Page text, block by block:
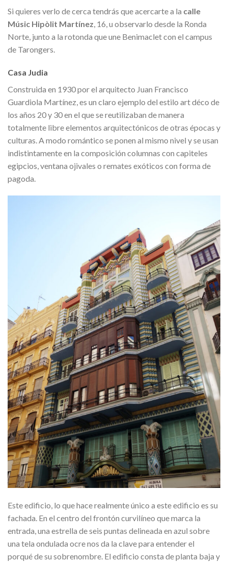
Si quieres verlo de cerca tendrás que acercarte a la calle
Músic Hipòlit Martínez , 16, u observarlo desde la Ronda
Norte, junto a la rotonda que une Benimaclet con el campus
de Tarongers.
Casa Judia
Construida en 1930 por el arquitecto Juan Francisco
Guardiola Martínez, es un claro ejemplo del estilo art déco de
los años 20 y 30 en el que se reutilizaban de manera
totalmente libre elementos arquitectónicos de otras épocas y
culturas. A modo romántico se ponen al mismo nivel y se usan
indistintamente en la composición columnas con capiteles
egipcios, ventana ojivales o remates exóticos con forma de
pagoda.
Este edificio, lo que hace realmente único a este edificio es su
fachada. En el centro del frontón curvilíneo que marca la
entrada, una estrella de seis puntas delineada en azul sobre
una tela ondulada ocre nos da la clave para entender el
porqué de su sobrenombre. El edificio consta de planta baja y